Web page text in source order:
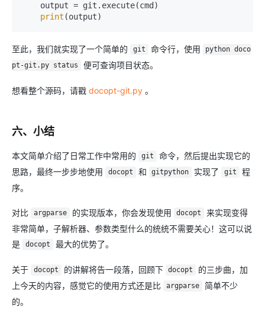
print (output)
至此，我们就实现了一个简单的 git 命令行，使用
python doco
pt-git.py status
便可查询项目状态。
想看整个源码，请戳 docopt-git.py 。
六、小结
本文简单介绍了日常工作中常用的 git
命令，然后提出实现它的
思路，最终一步步地使用
docopt 和 gitpython 实现了 git
程
序。
对比 argparse 的实现版本，你会发现使用 docopt
来实现变得
非常简单，子解析器、参数类型什么的统统不需要关心！这可以说
是
docopt 最大的优势了。
关于 docopt 的讲解将告一段落，回顾下 docopt
的三步曲，加
上今天的内容，感觉它的使用方式还是比
argparse
简单不少
的。